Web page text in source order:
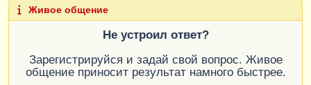
Живое общение
Не устроил ответ?
Зарегистрируйся и задай свой вопрос. Живое
общение приносит результат намного быстрее.